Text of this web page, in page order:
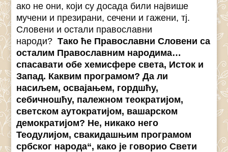
ако не они, који су досада били највише
мучени и презирани, сечени и гажени, тј.
Словени и остали православни
народи?Тако ће Православни Словени са
осталим Православним народима…
спасавати обе хемисфере света, Исток и
Запад. Каквим програмом? Да ли
насиљем, освајањем, гордшћу,
себичношћу, палежном теократијом,
светском аутократијом, вашарском
демократијом? Не, никако него
Теодулијом, свакидашњим програмом
србског народа“, како је говорио Свети